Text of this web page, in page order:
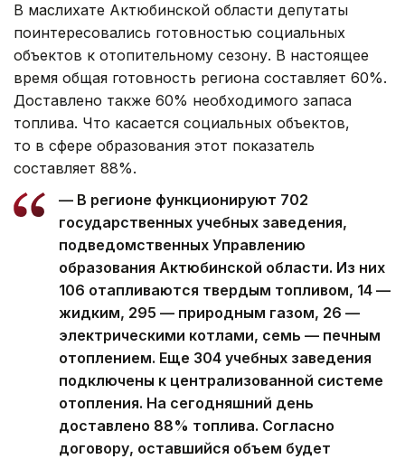
В маслихате Актюбинской области депутаты
поинтересовались готовностью социальных
объектов к отопительному сезону. В настоящее
время общая готовность региона составляет 60%.
Доставлено также 60% необходимого запаса
топлива. Что касается социальных объектов,
то в сфере образования этот показатель
составляет 88%.
— В регионе функционируют 702
государственных учебных заведения,
подведомственных Управлению
образования Актюбинской области. Из них
106 отапливаются твердым топливом, 14 —
жидким, 295 — природным газом, 26 —
электрическими котлами, семь — печным
отоплением. Еще 304 учебных заведения
подключены к централизованной системе
отопления. На сегодняшний день
доставлено 88% топлива. Согласно
договору, оставшийся объем будет